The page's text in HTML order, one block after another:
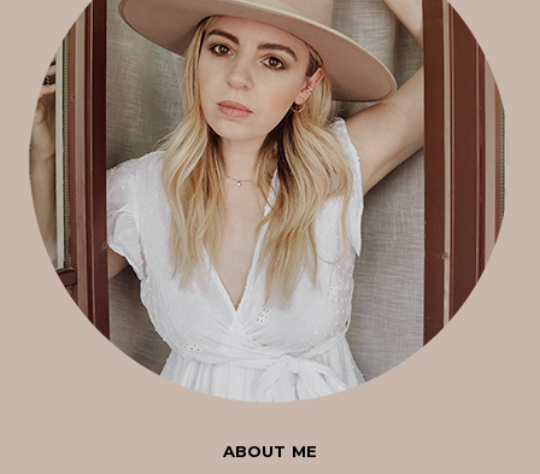
ABOUT ME